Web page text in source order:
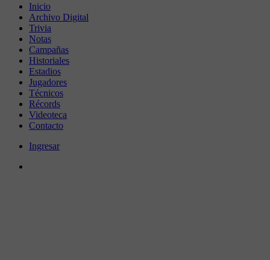
Inicio
Archivo Digital
Trivia
Notas
Campañas
Historiales
Estadios
Jugadores
Técnicos
Récords
Videoteca
Contacto
Ingresar